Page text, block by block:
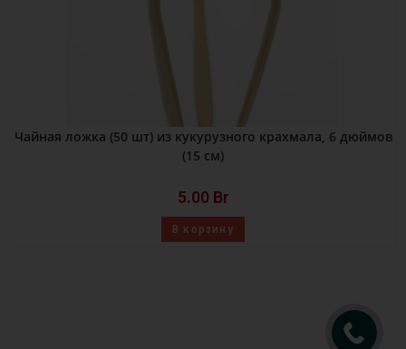
Чайная ложка (50 шт) из кукурузного крахмала, 6 дюймов
(15 см)
5.00 Br
В корзину